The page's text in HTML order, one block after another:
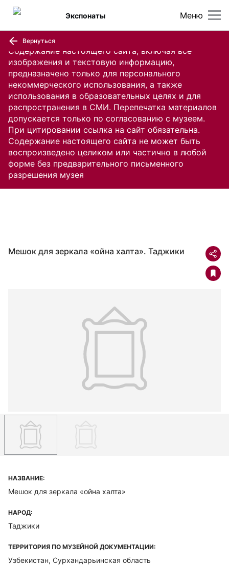
Содержание настоящего сайта, включая все
изображения и текстовую информацию,
предназначено только для персонального
некоммерческого использования, а также
использования в образовательных целях и для
распространения в СМИ. Перепечатка материалов
допускается только по согласованию с музеем.
При цитировании ссылка на сайт обязательна.
Содержание настоящего сайта не может быть
воспроизведено целиком или частично в любой
форме без предварительного письменного
разрешения музея
Меню
Экспонаты
Вернуться
Мешок для зеркала «ойна халта». Таджики
НАЗВАНИЕ:
Мешок для зеркала «ойна халта»
НАРОД:
Таджики
ТЕРРИТОРИЯ ПО МУЗЕЙНОЙ ДОКУМЕНТАЦИИ:
Узбекистан, Сурхандарьинская область